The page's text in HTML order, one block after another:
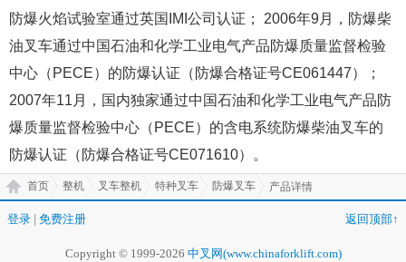
防爆火焰试验室通过英国IMI公司认证； 2006年9月，防爆柴
油叉车通过中国石油和化学工业电气产品防爆质量监督检验
中心（PECE）的防爆认证（防爆合格证号CE061447）；
2007年11月，国内独家通过中国石油和化学工业电气产品防
爆质量监督检验中心（PECE）的含电系统防爆柴油叉车的
防爆认证（防爆合格证号CE071610）。
首页 整机 叉车整机 特种叉车 防爆叉车 产品详情
登录 免费注册 返回顶部↑
Copyright © 1999-2026 中叉网(www.chinaforklift.com)